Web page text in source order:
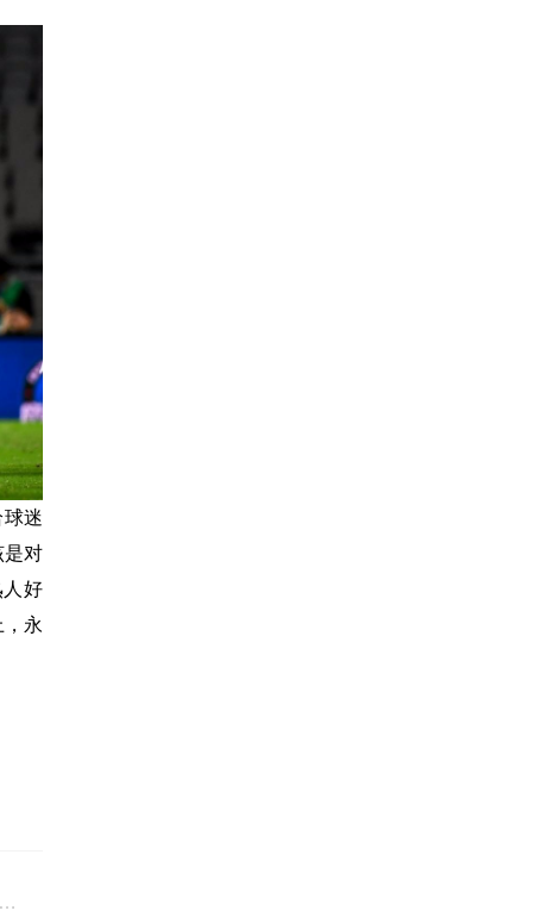
迷
是对
好
永